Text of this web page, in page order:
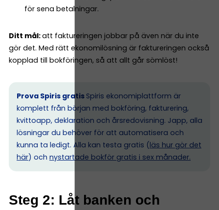
för sena betalningar.
Ditt mål:att faktureringen jobbar på även när du inte
gör det. Med rätt ekonomilösning är faktureringen också
kopplad till bokföringen, så att allt går sömlöst!
Prova Spiris gratis Spiris ekonomiplattform är
komplett från början med bokföring, fakturering,
kvittoapp, deklaration och årsredovisning. Japp, alla
lösningar du behöver för att automatisera och
kunna ta ledigt. Alla kan testa gratis (läs hur gör det
här) och nystartade bokför gratis i sex månader.
Steg 2: Låt banken och